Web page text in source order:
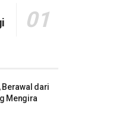
dari
Mengira